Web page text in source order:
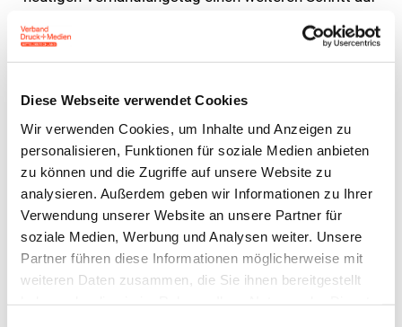
Diese Webseite verwendet Cookies
Wir verwenden Cookies, um Inhalte und Anzeigen zu
personalisieren, Funktionen für soziale Medien anbieten
zu können und die Zugriffe auf unsere Website zu
analysieren. Außerdem geben wir Informationen zu Ihrer
Verwendung unserer Website an unsere Partner für
soziale Medien, Werbung und Analysen weiter. Unsere
Partner führen diese Informationen möglicherweise mit
weiteren Daten zusammen, die Sie ihnen bereitgestellt
ver.di zugegangen.
Trotz intensiver Verhandlungen konnte kein
Verhandlungsergebnis erzielt werden. Denn
Voraussetzung für eine Einigung in den seit März
laufenden Tarif­ver­hand­lungen wäre, dass ver.di ihre
historische Rekord-Forderung von 12% aufgibt, sich
auf die wirtschaftlichen Möglichkeiten der Betriebe
einstellt und mit eigenen konstruktiven Vorschlägen
in die Gespräche geht.
„Ich erwarte für die nächste Runde deutliche